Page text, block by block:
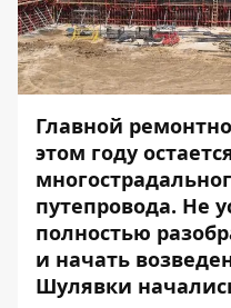
Главной
этом году
путепровода. Не
полностью
и начать
Шулявки